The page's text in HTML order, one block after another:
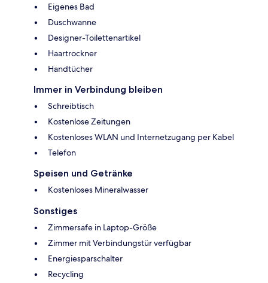
Eigenes Bad
Duschwanne
Designer-Toilettenartikel
Haartrockner
Handtücher
Immer in Verbindung bleiben
Schreibtisch
Kostenlose Zeitungen
Kostenloses WLAN und Internetzugang per Kabel
Telefon
Speisen und Getränke
Kostenloses Mineralwasser
Sonstiges
Zimmersafe in Laptop-Größe
Zimmer mit Verbindungstür verfügbar
Energiesparschalter
Recycling